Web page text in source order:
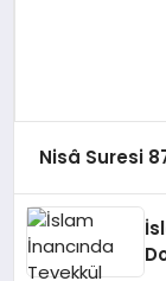
Nisâ Suresi